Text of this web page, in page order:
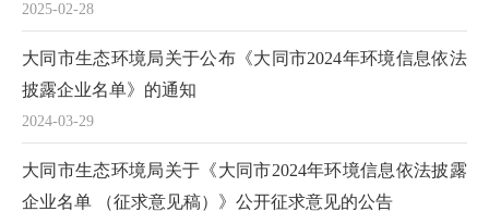
2025-02-28
2024-03-29
大同市生态环境局关于公布《大同市2024年环境信息依法
披露企业名单》的通知
大同市生态环境局关于《大同市2024年环境信息依法披露
企业名单 （征求意见稿）》公开征求意见的公告